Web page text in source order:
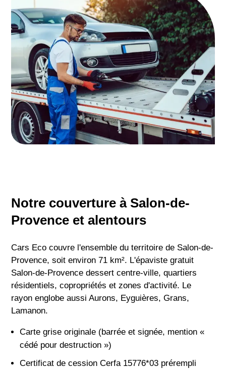
Notre couverture à Salon-de-
Provence et alentours
Cars Eco couvre l'ensemble du territoire de Salon-de-
Provence, soit environ 71 km². L'épaviste gratuit
Salon-de-Provence dessert centre-ville, quartiers
résidentiels, copropriétés et zones d'activité. Le
rayon englobe aussi Aurons, Eyguières, Grans,
Lamanon.
Carte grise originale (barrée et signée, mention «
cédé pour destruction »)
Certificat de cession Cerfa 15776*03 prérempli